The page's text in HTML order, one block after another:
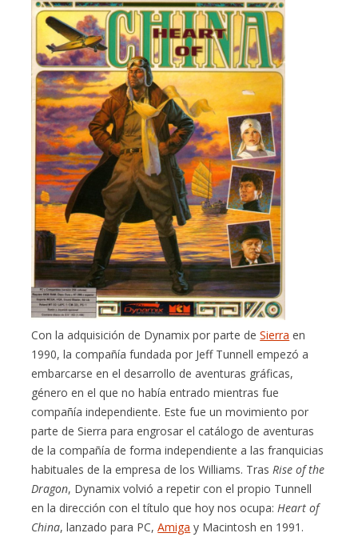
Con la adquisición de Dynamix por parte deSierra en
1990, la compañía fundada por Jeff Tunnell empezó a
embarcarse en el desarrollo de aventuras gráficas,
género en el que no había entrado mientras fue
compañía independiente. Este fue un movimiento por
parte de Sierra para engrosar el catálogo de aventuras
de la compañía de forma independiente a las franquicias
habituales de la empresa de los Williams. Tras Rise of the
Dragon, Dynamix volvió a repetir con el propio Tunnell
en la dirección con el título que hoy nos ocupa: Heart of
China, lanzado para PC,Amiga y Macintosh en 1991.